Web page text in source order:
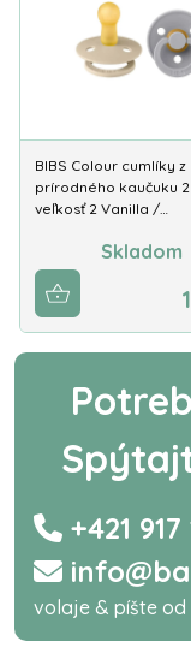
BIBS Colour cumlíky z
prírodného kaučuku
veľkosť 2 Vanilla /…
Skladom
+421
volaje & píšte od